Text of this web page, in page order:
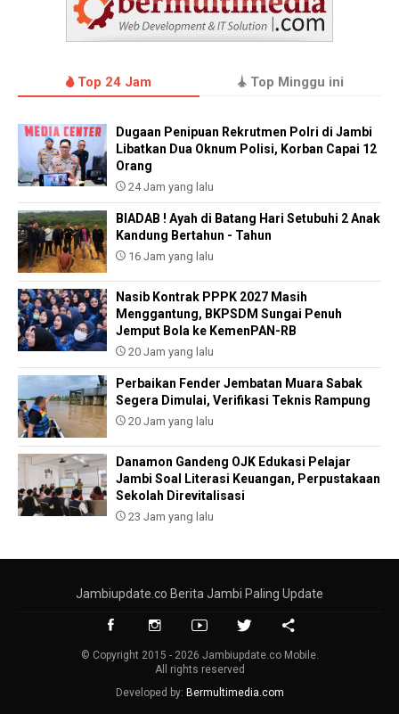
Top 24 Jam Top Minggu ini
Dugaan Penipuan Rekrutmen Polri di Jambi
Libatkan Dua Oknum Polisi, Korban Capai 12
Orang
24 Jam yang lalu
BIADAB ! Ayah di Batang Hari Setubuhi 2 Anak
Kandung Bertahun - Tahun
16 Jam yang lalu
Nasib Kontrak PPPK 2027 Masih
Menggantung, BKPSDM Sungai Penuh
Jemput Bola ke KemenPAN-RB
20 Jam yang lalu
Perbaikan Fender Jembatan Muara Sabak
Segera Dimulai, Verifikasi Teknis Rampung
20 Jam yang lalu
Danamon Gandeng OJK Edukasi Pelajar
Jambi Soal Literasi Keuangan, Perpustakaan
Sekolah Direvitalisasi
23 Jam yang lalu
Jambiupdate.co Berita Jambi Paling Update
© Copyright 2015 - 2026 Jambiupdate.co Mobile.
All rights reserved
Developed by: Bermultimedia.com